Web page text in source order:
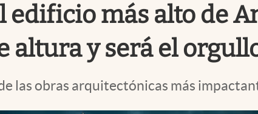
edificio más alto de
altura y será el
las obras arquitectónicas más